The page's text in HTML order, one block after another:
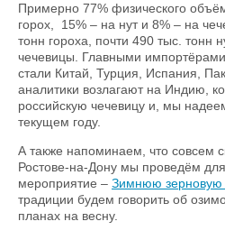
Примерно 77% физического
горох, 15% – на нут и 8% – на
тонн гороха, почти 490 тыс. тонн
чечевицы. Главными
стали Китай, Турция, Испания,
аналитики возлагают на Индию,
российскую чечевицу и, мы
текущем году.
А также напоминаем, что совсем
Ростове-на-Дону мы проведём
мероприятие – Зимнюю
традиции будем говорить об
планах на весну.